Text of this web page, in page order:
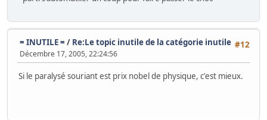
#12
= INUTILE = / Re:Le topic inutile de la catégorie inutile
Décembre 17, 2005, 22:24:56
Si le paralysé souriant est prix nobel de physique, c'est mieux.